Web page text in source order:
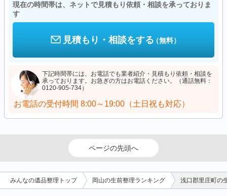
現在の時間帯は、ネットで見積もり依頼・相談を承っておりま
す
見積もり・相談をする（無料）
下記時間帯には、お電話でも業者紹介・見積もり依頼・相談を
承っております。お急ぎの方はお電話ください。（通話無料：
0120-905-734）
お電話の受付時間 8:00～19:00（土日祝も対応）
ページの先頭へ
みんなの遺品整理トップ 岡山の生前整理ランキング 浅口郡里庄町の